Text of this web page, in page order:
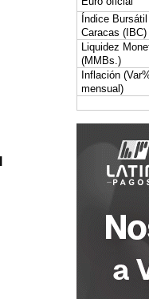
Índice Bursátil
Caracas (IBC)
Liquidez
(MMBs.)
Inflación
mensual)